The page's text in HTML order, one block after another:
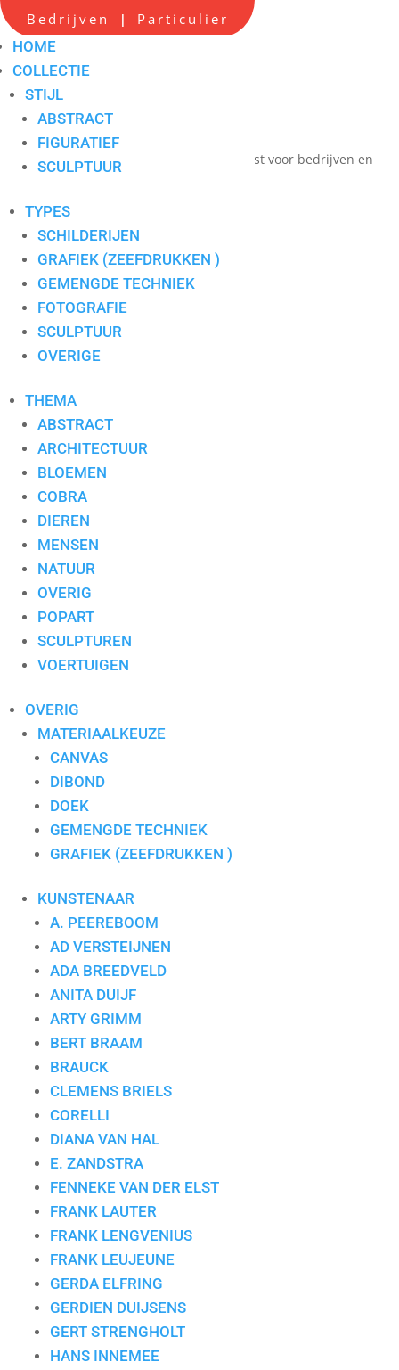
Bedrijven | Particulier
HOME
COLLECTIE
STIJL
ABSTRACT
FIGURATIEF
SCULPTUUR
TYPES
SCHILDERIJEN
GRAFIEK (ZEEFDRUKKEN )
GEMENGDE TECHNIEK
FOTOGRAFIE
SCULPTUUR
OVERIGE
THEMA
ABSTRACT
ARCHITECTUUR
BLOEMEN
COBRA
DIEREN
MENSEN
NATUUR
OVERIG
POPART
SCULPTUREN
VOERTUIGEN
OVERIG
MATERIAALKEUZE
CANVAS
DIBOND
DOEK
GEMENGDE TECHNIEK
GRAFIEK (ZEEFDRUKKEN )
KUNSTENAAR
A. PEEREBOOM
AD VERSTEIJNEN
ADA BREEDVELD
ANITA DUIJF
ARTY GRIMM
BERT BRAAM
BRAUCK
CLEMENS BRIELS
CORELLI
DIANA VAN HAL
E. ZANDSTRA
FENNEKE VAN DER ELST
FRANK LAUTER
FRANK LENGVENIUS
FRANK LEUJEUNE
GERDA ELFRING
GERDIEN DUIJSENS
GERT STRENGHOLT
HANS INNEMEE
Scherpe all-in prijzen
Hoge service op locatie
Maatwerk advies
Persoonlijk contact
één aanspreekpunt
Verkoop en verhuur van hedendaagse kunst voor bedrijven en
100x150